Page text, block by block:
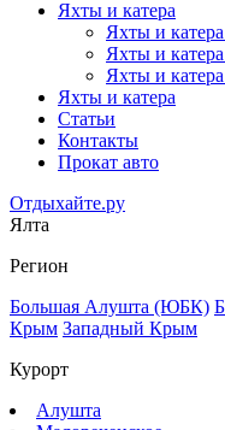
Яхты и катера
Яхты и
Яхты и
Яхты и
Яхты и катера
Статьи
Контакты
Прокат авто
Отдыхайте.ру
Ялта
Регион
Большая Алушта (ЮБК)
Крым Западный Крым
Курорт
Алушта